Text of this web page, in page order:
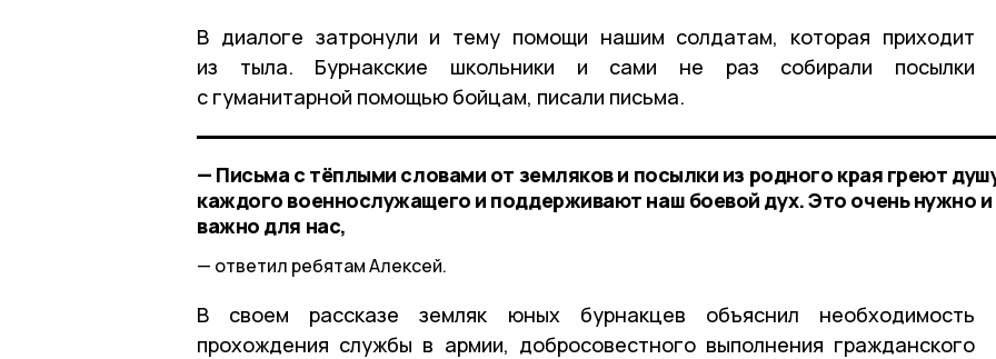
В диалоге затронули и тему помощи нашим солдатам, которая приходит
из тыла. Бурнакские школьники и сами не раз собирали посылки
с гуманитарной помощью бойцам, писали письма.
— Письма с тёплыми словами от земляков и посылки из родного края греют
каждого военнослужащего и поддерживают наш боевой дух. Это очень нужно и
важно для нас,
ответил ребятам Алексей.
В своем рассказе земляк юных бурнакцев объяснил необходимость
прохождения службы в армии, добросовестного выполнения гражданского